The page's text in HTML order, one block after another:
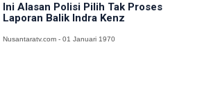
Ini Alasan Polisi Pilih Tak Proses
Laporan Balik Indra Kenz
Nusantaratv.com - 01 Januari 1970